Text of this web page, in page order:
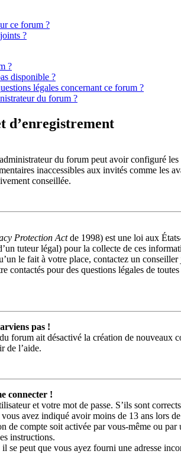
ce forum ?
?
?
disponible ?
légales concernant ce forum ?
du forum ?
d’enregistrement
du forum peut avoir configuré
inaccessibles aux invités comme les
conseillée.
Protection Actde 1998) est une loi aux
tuteur légal) pour la collecte de ces
le fait à votre place, contactez un
contactés pour des questions légales de
pas !
forum ait désactivé la création de
de l’aide.
connecter !
et votre mot de passe. S’ils sont
avez indiqué avoir moins de 13 ans lors
de compte soit activée par vous-même ou
instructions.
se peut que vous ayez fourni une adresse